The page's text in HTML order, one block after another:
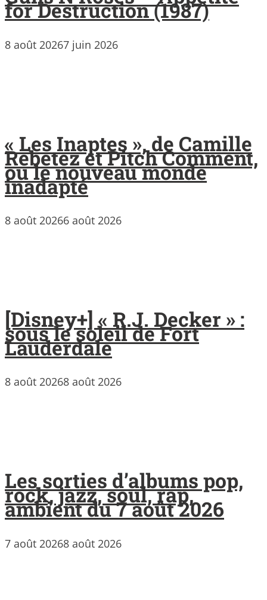
for Destruction (1987)
8 août 20267 juin 2026
« Les Inaptes », de Camille
Rebetez et Pitch Comment,
ou le nouveau monde
inadapté
8 août 20266 août 2026
[Disney+] « R.J. Decker » :
sous le soleil de Fort
Lauderdale
8 août 20268 août 2026
Les sorties d’albums pop,
rock, jazz, soul, rap,
ambient du 7 août 2026
7 août 20268 août 2026